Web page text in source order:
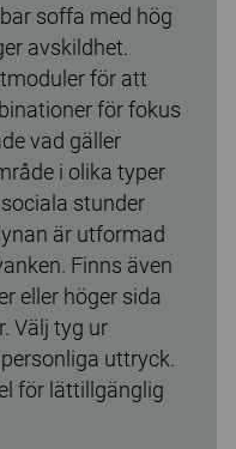
soffa med hög
avskildhet.
för att
för fokus
vad gäller
i olika typer
stunder
är utformad
Finns även
eller höger sida
Välj tyg ur
uttryck.
för lättillgänglig